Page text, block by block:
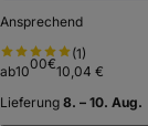
Ansprechend
(1)
ab1000€10,04 €
Lieferung 8. – 10. Aug.